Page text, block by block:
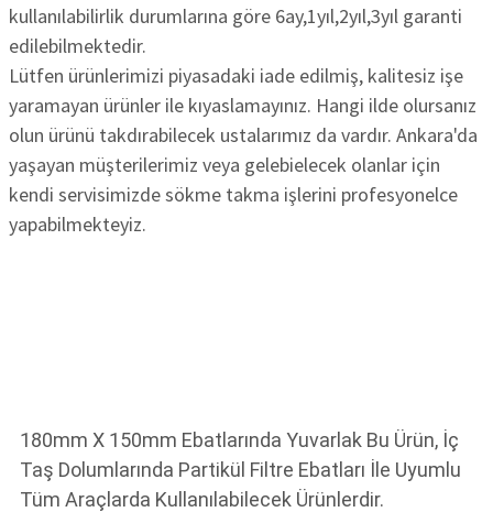
kullanılabilirlik durumlarına göre 6ay,1yıl,2yıl,3yıl garanti
edilebilmektedir.
Lütfen ürünlerimizi piyasadaki iade edilmiş, kalitesiz işe
yaramayan ürünler ile kıyaslamayınız. Hangi ilde olursanız
olun ürünü takdırabilecek ustalarımız da vardır. Ankara'da
yaşayan müşterilerimiz veya gelebielecek olanlar için
kendi servisimizde sökme takma işlerini profesyonelce
yapabilmekteyiz.
180mm X 150mm Ebatlarında Yuvarlak Bu Ürün, İç
Taş Dolumlarında Partikül Filtre Ebatları İle Uyumlu
Tüm Araçlarda Kullanılabilecek Ürünlerdir.